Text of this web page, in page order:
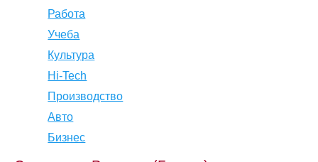
Работа
Учеба
Культура
Hi-Tech
Производство
Авто
Бизнес